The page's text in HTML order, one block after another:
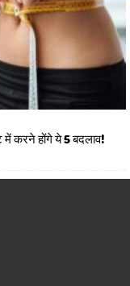
में करने होंगे ये 5 बदलाव!